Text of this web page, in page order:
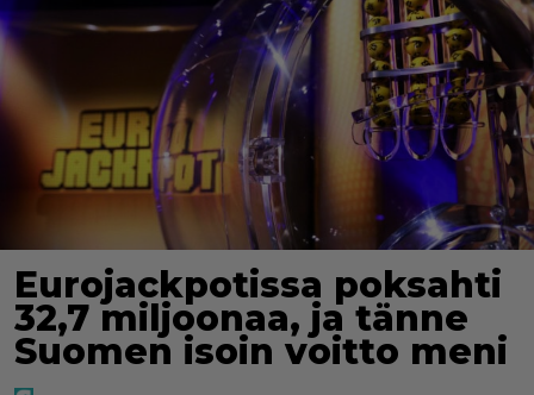
Eurojackpotissa poksahti
32,7 miljoonaa, ja tänne
Suomen isoin voitto meni